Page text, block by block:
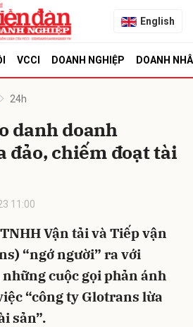
English
VCCI DOANH NGHIỆP DOANH
24h
danh doanh
đảo, chiếm đoạt tài
11:00
Vận tải và Tiếp vận
“ngớ người” ra với
cuộc gọi phản ánh
“công ty Glotrans lừa
sản”.
Hủy